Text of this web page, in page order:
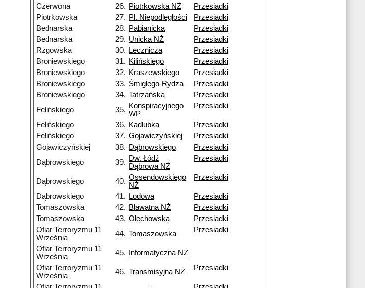
Czerwona 26. Piotrkowska NŻ
Przesiadki
Piotrkowska
27. Pl. Niepodległości
Przesiadki
Bednarska
28. Pabianicka
Przesiadki
Bednarska
29. Unicka NŻ
Przesiadki
Rzgowska
30. Lecznicza
Przesiadki
Broniewskiego
31. Kilińskiego
Przesiadki
Broniewskiego
32. Kraszewskiego
Przesiadki
Broniewskiego
33. Śmigłego-Rydza
Przesiadki
Broniewskiego
34. Tatrzańska
Przesiadki
Felińskiego
35. Konspiracyjnego
WP
Przesiadki
Felińskiego 36. Kadłubka
Przesiadki
Felińskiego
37. Gojawiczyńskiej
Przesiadki
Gojawiczyńskiej
38. Dąbrowskiego
Przesiadki
Dąbrowskiego
39. Dw. Łódź
Dąbrowa NŻ
Przesiadki
Dąbrowskiego 40. Ossendowskiego
NŻ
Przesiadki
Dąbrowskiego 41. Lodowa
Przesiadki
Tomaszowska
42. Bławatna NŻ
Przesiadki
Tomaszowska
43. Olechowska
Przesiadki
Ofiar Terroryzmu 11
Września
44. Tomaszowska Przesiadki
Ofiar Terroryzmu 11
Września
45.
Informatyczna NŻ
Ofiar Terroryzmu 11
Września
46. Transmisyjna NŻ Przesiadki